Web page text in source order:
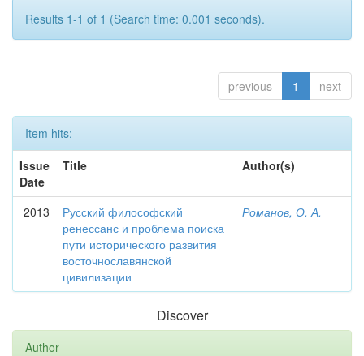
Results 1-1 of 1 (Search time: 0.001 seconds).
previous 1 next
Item hits:
Issue
Date
Title Author(s)
2013
Русский философский
ренессанс и проблема поиска
пути исторического развития
восточнославянской
цивилизации
Романов, О. А.
Discover
Author